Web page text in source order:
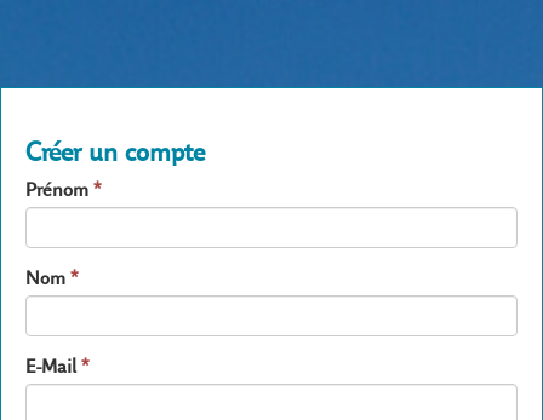
Créer un compte
Prénom *
Nom *
E-Mail *